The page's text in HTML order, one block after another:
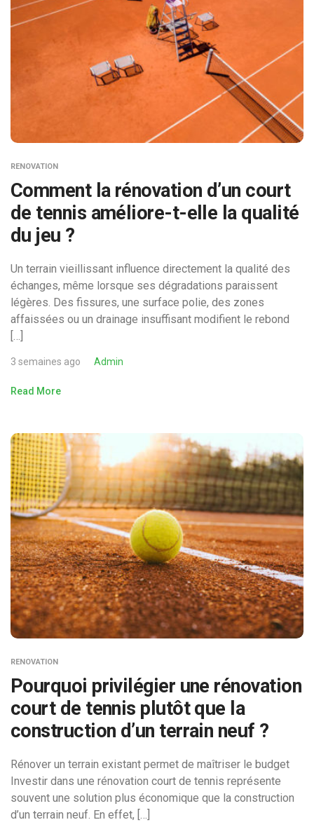
RENOVATION
Comment la rénovation d’un court
de tennis améliore-t-elle la qualité
du jeu ?
Un terrain vieillissant influence directement la qualité des
échanges, même lorsque ses dégradations paraissent
légères. Des fissures, une surface polie, des zones
affaissées ou un drainage insuffisant modifient le rebond
[…]
3 semaines ago Admin
Read More
RENOVATION
Pourquoi privilégier une rénovation
court de tennis plutôt que la
construction d’un terrain neuf ?
Rénover un terrain existant permet de maîtriser le budget
Investir dans une rénovation court de tennis représente
souvent une solution plus économique que la construction
d’un terrain neuf. En effet, […]